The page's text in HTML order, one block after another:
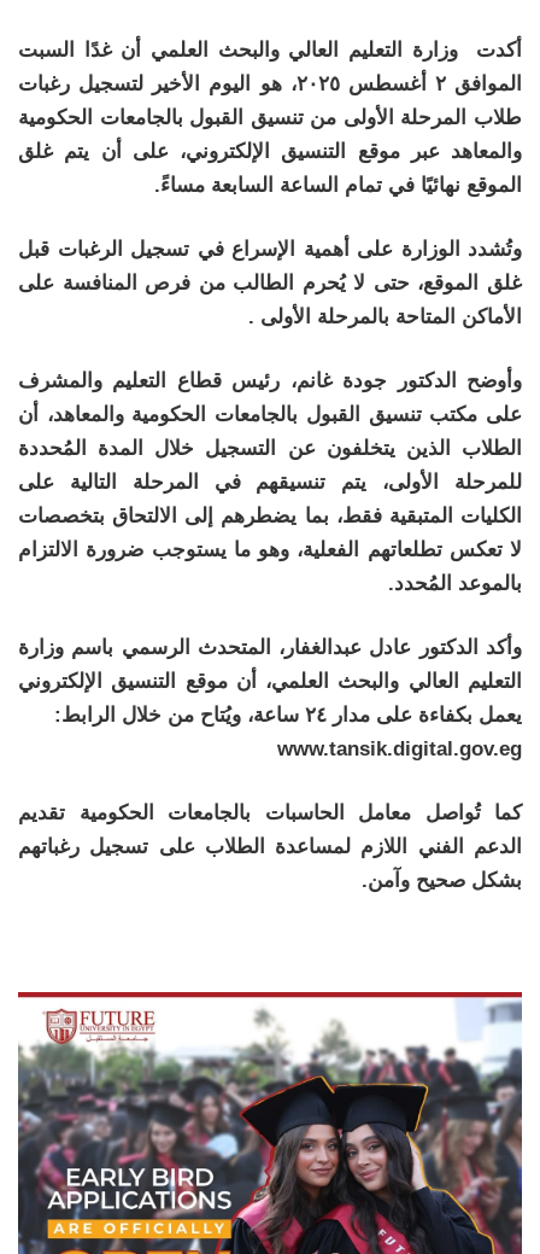
أكدت وزارة التعليم العالي والبحث العلمي أن غدًا السبت
الموافق ٢ أغسطس ٢٠٢٥، هو اليوم الأخير لتسجيل رغبات
طلاب المرحلة الأولى من تنسيق القبول بالجامعات الحكومية
والمعاهد عبر موقع التنسيق الإلكتروني، على أن يتم غلق
الموقع نهائيًا في تمام الساعة السابعة مساءً.
وتُشدد الوزارة على أهمية الإسراع في تسجيل الرغبات قبل
غلق الموقع، حتى لا يُحرم الطالب من فرص المنافسة على
الأماكن المتاحة بالمرحلة الأولى .
وأوضح الدكتور جودة غانم، رئيس قطاع التعليم والمشرف
على مكتب تنسيق القبول بالجامعات الحكومية والمعاهد، أن
الطلاب الذين يتخلفون عن التسجيل خلال المدة المُحددة
للمرحلة الأولى، يتم تنسيقهم في المرحلة التالية على
الكليات المتبقية فقط، بما يضطرهم إلى الالتحاق بتخصصات
لا تعكس تطلعاتهم الفعلية، وهو ما يستوجب ضرورة الالتزام
بالموعد المُحدد.
وأكد الدكتور عادل عبدالغفار، المتحدث الرسمي باسم وزارة
التعليم العالي والبحث العلمي، أن موقع التنسيق الإلكتروني
يعمل بكفاءة على مدار ٢٤ ساعة، ويُتاح من خلال الرابط:
www.tansik.digital.gov.eg
كما تُواصل معامل الحاسبات بالجامعات الحكومية تقديم
الدعم الفني اللازم لمساعدة الطلاب على تسجيل رغباتهم
بشكل صحيح وآمن.